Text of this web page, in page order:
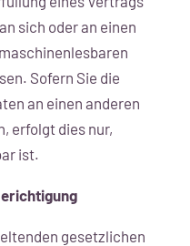
sich oder an einen
Sofern Sie die
an einen anderen
erfolgt dies nur,
ist.
gesetzlichen